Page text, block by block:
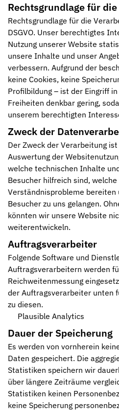
Rechtsgrundlage für
Rechtsgrundlage für die
DSGVO. Unser berechtigtes
Nutzung unserer Website
unsere Inhalte und unser
verbessern. Aufgrund der
keine Cookies, keine
Profilbildung – ist der Eingriff
Freiheiten denkbar gering,
unserem berechtigten
Zweck der
Der Zweck der Verarbeitung
Auswertung der
welche technischen Inhalte
Besucher hilfreich sind, welche
Verständnisprobleme bereiten
Besucher zu uns gelangen.
könnten wir unsere Website
weiterentwickeln.
Auftragsverarbeiter
Folgende Software und
Auftragsverarbeitern werden
Reichweitenmessung
der Auftragsverarbeiter unten
zu diesen.
Plausible Analytics
Dauer der Speicherung
Es werden von vornherein
Daten gespeichert. Die
Statistiken speichern wir
über längere Zeiträume
Statistiken keinen
keine Speicherung